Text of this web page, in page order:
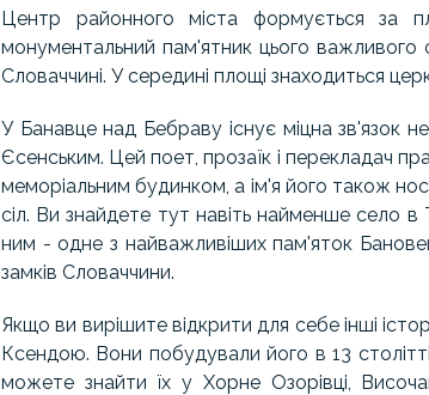
Центр районного міста формується за
монументальний пам'ятник цього
Словаччині. У середині площі знаходиться
У Банавце над Бебраву існує міцна
Єсенським. Цей поет, прозаїк і перекладач
меморіальним будинком, а ім'я його також
сіл. Ви знайдете тут навіть найменше село
ним - одне з найважливіших пам'яток
замків Словаччини.
Якщо ви вирішите відкрити для себе інші
Ксендою. Вони побудували його в 13
можете знайти їх у Хорне Озорівці,